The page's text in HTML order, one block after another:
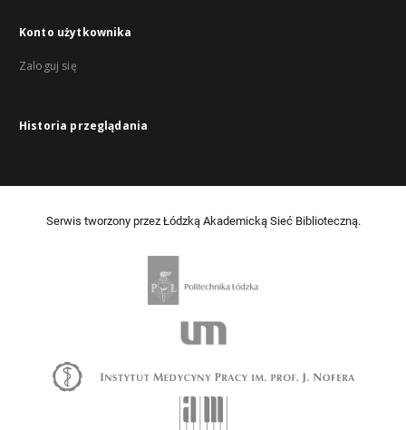
Konto użytkownika
Zaloguj się
Historia przeglądania
Serwis tworzony przez Łódzką Akademicką Sieć Biblioteczną.